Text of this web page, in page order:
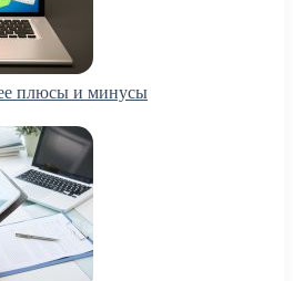
плюсы и минусы